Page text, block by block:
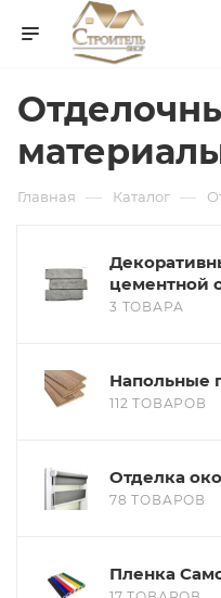
Главная — Каталог —
цементной
3 ТОВАРА
Напольные
112 ТОВАРОВ
Отделка
78 ТОВАРОВ
Пленка